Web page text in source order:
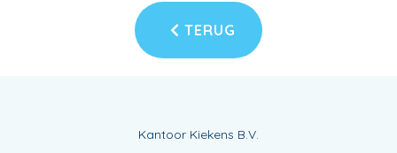
TERUG
Kantoor Kiekens B.V.